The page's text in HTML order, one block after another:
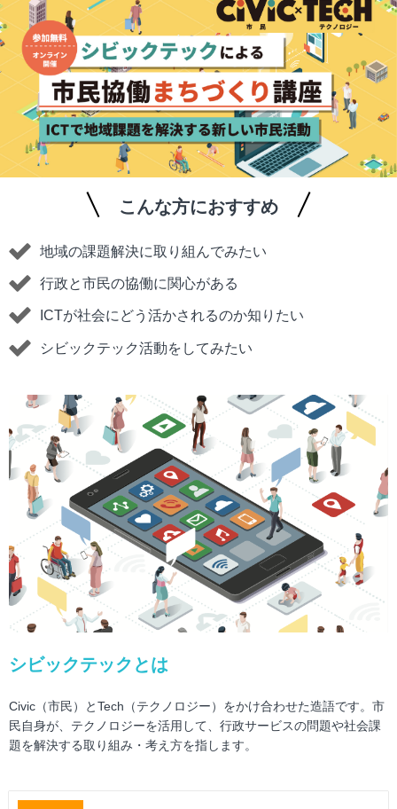
こんな方におすすめ
地域の課題解決に取り組んでみたい
行政と市民の協働に関心がある
ICTが社会にどう活かされるのか知りたい
シビックテック活動をしてみたい
シビックテックとは
Civic（市民）とTech（テクノロジー）をかけ合わせた造語です。市
民自身が、テクノロジーを活用して、行政サービスの問題や社会課
題を解決する取り組み・考え方を指します。